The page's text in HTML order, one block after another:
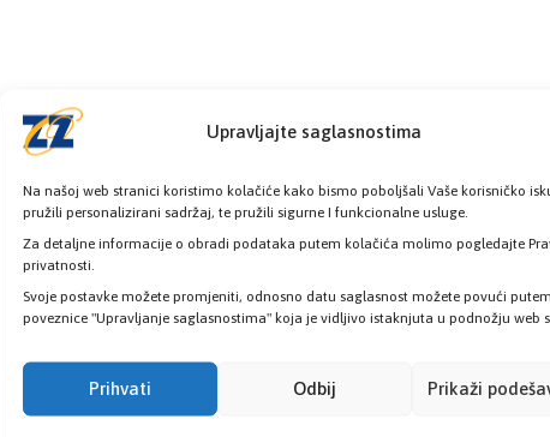
Upravljajte saglasnostima
Na našoj web stranici koristimo kolačiće kako bismo poboljšali Vaše korisničko
pružili personalizirani sadržaj, te pružili sigurne I funkcionalne usluge.
Za detaljne informacije o obradi podataka putem kolačića molimo pogledajte
privatnosti.
Svoje postavke možete promjeniti, odnosno datu saglasnost možete povući putem
poveznice "Upravljanje saglasnostima" koja je vidljivo istaknjuta u podnožju web
Prihvati Odbij Prikaži